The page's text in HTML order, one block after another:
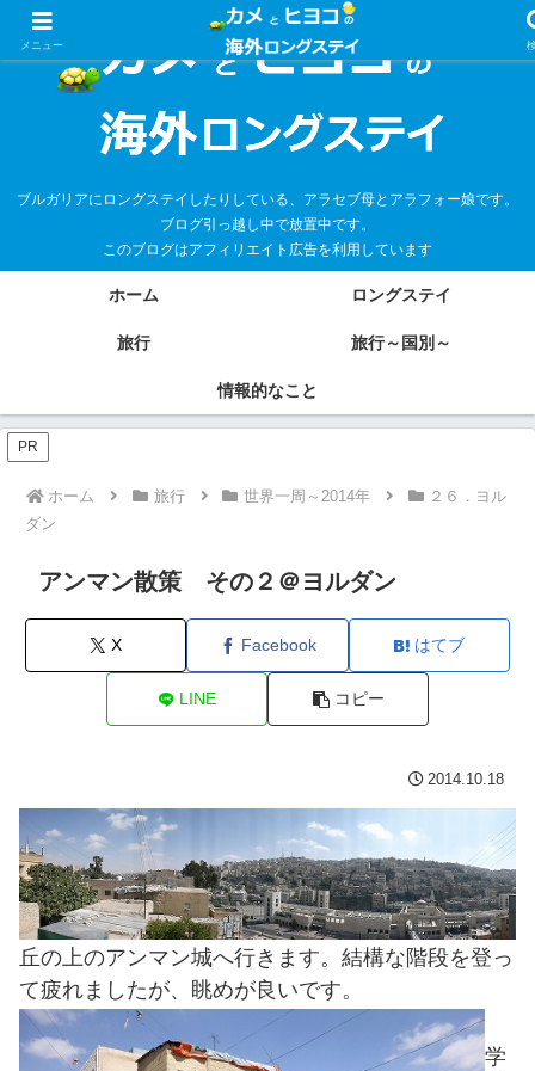
ブルガリアにロングステイしたりしている、アラセブ母とアラフォー娘です。
ブログ引っ越し中で放置中です。
このブログはアフィリエイト広告を利用しています
ホーム ロングステイ
旅行 旅行～国別～
情報的なこと
PR
ホーム 旅行 世界一周～2014年
２６．ヨル
ダン
アンマン散策 その２＠ヨルダン
X Facebook はてブ
LINE コピー
2014.10.18
丘の上のアンマン城へ行きます。結構な階段を登っ
て疲れましたが、眺めが良いです。
学
メニュー